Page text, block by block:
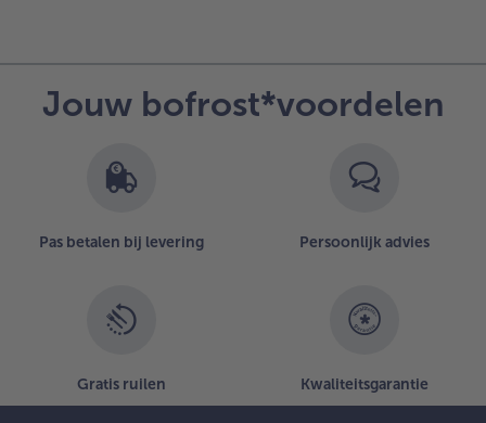
Jouw bofrost*voordelen
Pas betalen bij levering Persoonlijk advies
Gratis ruilen Kwaliteitsgarantie